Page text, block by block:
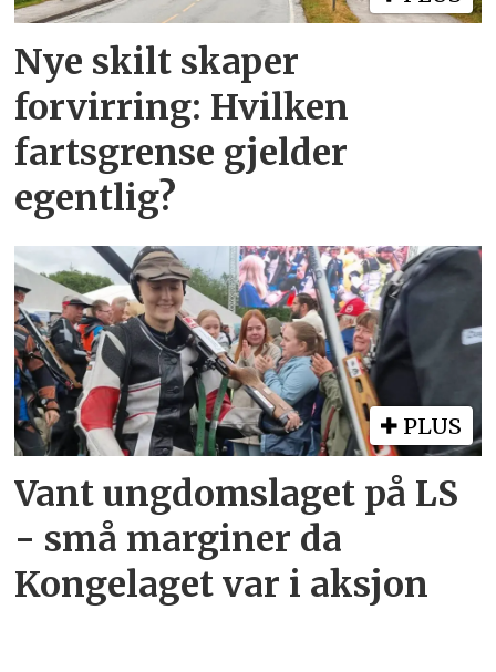
Nye skilt skaper
forvirring: Hvilken
fartsgrense gjelder
egentlig?
PLUS
Vant ungdomslaget på LS
- små marginer da
Kongelaget var i aksjon